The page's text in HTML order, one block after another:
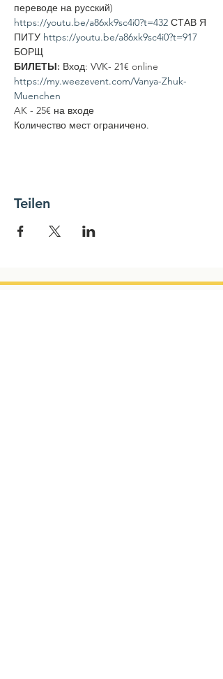
переводе на русский)
https://youtu.be/a86xk9sc4i0?t=432 СТАВ Я
ПИТУ https://youtu.be/a86xk9sc4i0?t=917
БОРЩ
БИЛЕТЫ: Вход: VVK- 21€ online
https://my.weezevent.com/Vanya-Zhuk-
Muenchen
AK - 25€ на входе
Количество мест ограничено.
Teilen